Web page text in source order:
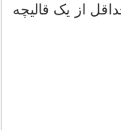
از یک قالیچه